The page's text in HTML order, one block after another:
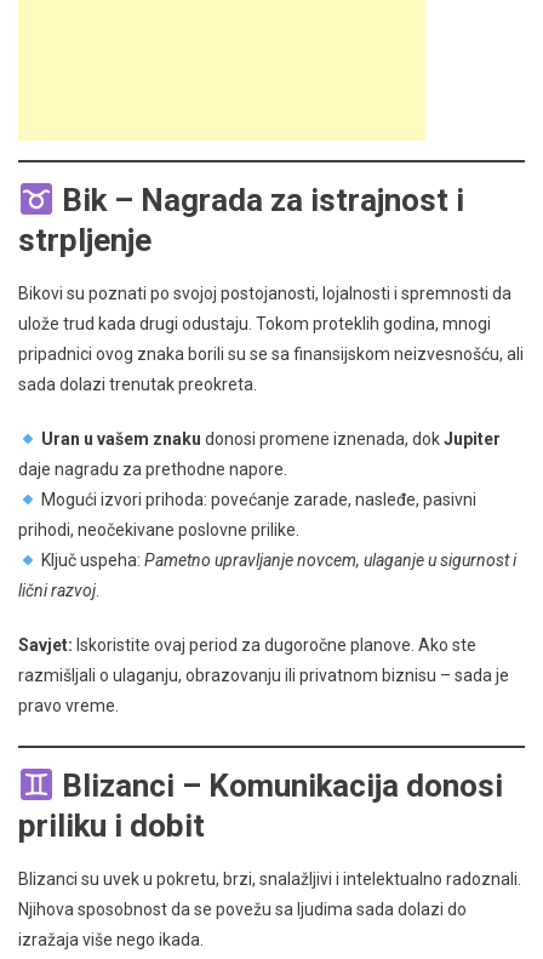
Bik – Nagrada za istrajnost i
strpljenje
Bikovi su poznati po svojoj postojanosti, lojalnosti i spremnosti da
ulože trud kada drugi odustaju. Tokom proteklih godina, mnogi
pripadnici ovog znaka borili su se sa finansijskom neizvesnošću, ali
sada dolazi trenutak preokreta.
Uran u vašem znaku donosi promene iznenada, dokJupiter
daje nagradu za prethodne napore.
Mogući izvori prihoda: povećanje zarade, nasleđe, pasivni
prihodi, neočekivane poslovne prilike.
Ključ uspeha: Pametno upravljanje novcem, ulaganje u sigurnost i
lični razvoj.
Savjet: Iskoristite ovaj period za dugoročne planove. Ako ste
razmišljali o ulaganju, obrazovanju ili privatnom biznisu – sada je
pravo vreme.
Blizanci – Komunikacija donosi
priliku i dobit
Blizanci su uvek u pokretu, brzi, snalažljivi i intelektualno radoznali.
Njihova sposobnost da se povežu sa ljudima sada dolazi do
izražaja više nego ikada.